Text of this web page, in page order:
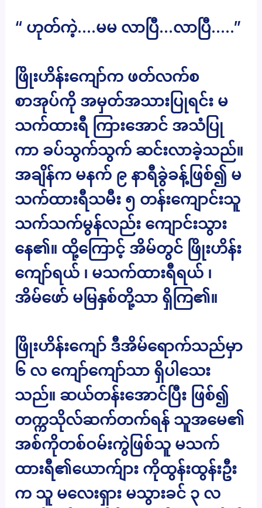
“ ဟုတ်ကဲ့….မမ လာပြီ…လာပြီ…..”
ဖြိုးဟိန်းကျော်က ဖတ်လက်စ
စာအုပ်ကို အမှတ်အသားပြုရင်း မ
သက်ထားရီ ကြားအောင် အသံပြု
ကာ ခပ်သွက်သွက် ဆင်းလာခဲ့သည်။
အချိန်က မနက် ၉ နာရီခွဲခန့်ဖြစ်၍ မ
သက်ထားရီသမီး ၅ တန်းကျောင်းသူ
သက်သက်မွန်လည်း ကျောင်းသွား
နေ၏။ ထို့ကြောင့် အိမ်တွင် ဖြိုးဟိန်း
ကျော်ရယ် ၊ မသက်ထားရီရယ် ၊
အိမ်ဖော် မမြနှစ်တို့သာ ရှိကြ၏။
ဖြိုးဟိန်းကျော် ဒီအိမ်ရောက်သည်မှာ
၆ လ ကျော်ကျော်သာ ရှိပါသေး
သည်။ ဆယ်တန်းအောင်ပြီး ဖြစ်၍
တက္ကသိုလ်ဆက်တက်ရန် သူအမေ၏
အစ်ကိုတစ်ဝမ်းကွဲဖြစ်သူ မသက်
ထားရီ၏ယောက်ျား ကိုထွန်းထွန်းဦး
က သူ မလေးရှား မသွားခင် ၃ လ